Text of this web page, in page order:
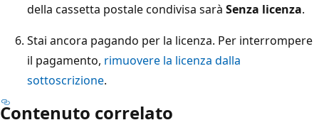
della cassetta postale condivisa sarà Senza licenza.
Stai ancora pagando per la licenza. Per interrompere
il pagamento, rimuovere la licenza dalla
sottoscrizione.
Contenuto correlato